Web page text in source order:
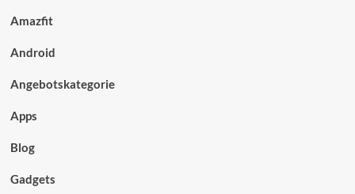
Amazfit
Android
Angebotskategorie
Apps
Blog
Gadgets